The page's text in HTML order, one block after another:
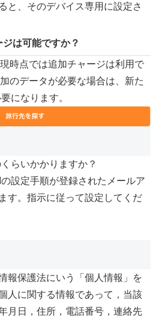
と、そのデバイス専用に設定さ
は可能ですか？
時点では追加チャージは利用で
のデータが必要な場合は、新た
になります。
らいかかりますか？
設定手順が登録されたメールア
す。指示に従って設定してくだ
報保護法にいう「個人情報」を
人に関する情報であって，当該
月日，住所，電話番号，連絡先